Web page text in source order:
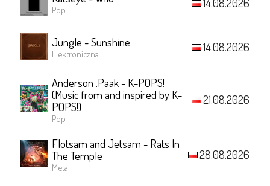
Pop
Jungle - Sunshine
Elektroniczna 14.08.2026
Anderson .Paak - K-POPS!
(Music from and inspired by K-
POPS!)
Pop
21.08.2026
Flotsam and Jetsam - Rats In
The Temple
Metal
28.08.2026